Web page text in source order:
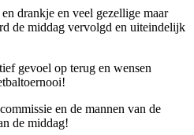
drankje en veel gezellige maar
de middag vervolgd en uiteindelijk
gevoel op terug en wensen
en de mannen van de
de middag!